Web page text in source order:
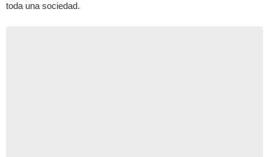
toda una sociedad.